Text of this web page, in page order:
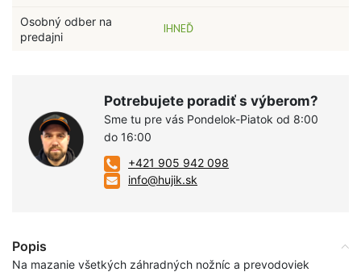
Osobný odber na
predajni
IHNEĎ
Potrebujete poradiť s výberom?
Sme tu pre vás Pondelok-Piatok od 8:00
do 16:00
+421 905 942 098
info@hujik.sk
Popis
Na mazanie všetkých záhradných nožníc a prevodoviek